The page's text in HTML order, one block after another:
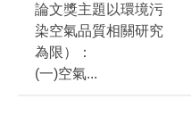
論文獎主題以環境污
染空氣品質相關研究
為限）：
(一)空氣...